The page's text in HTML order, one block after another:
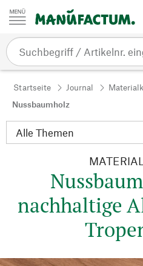
Zum Inhalt springen
Startseite Journal
Nussbaumholz
nachhaltige